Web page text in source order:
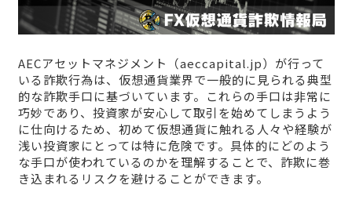
AECアセットマネジメント（aeccapital.jp）が行って
いる詐欺行為は、仮想通貨業界で一般的に見られる典型
的な詐欺手口に基づいています。これらの手口は非常に
巧妙であり、投資家が安心して取引を始めてしまうよう
に仕向けるため、初めて仮想通貨に触れる人々や経験が
浅い投資家にとっては特に危険です。具体的にどのよう
な手口が使われているのかを理解することで、詐欺に巻
き込まれるリスクを避けることができます。